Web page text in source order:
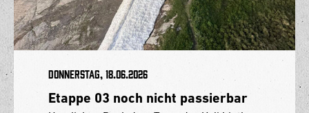
Donnerstag, 18.06.2026
Etappe 03 noch nicht passierbar